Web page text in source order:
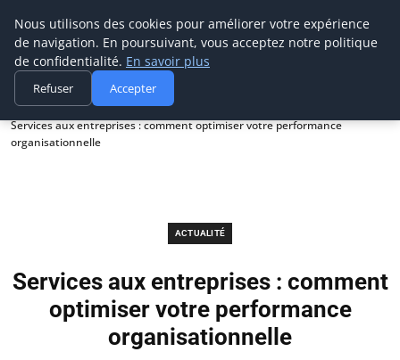
Prospection Pro
Accueil
Actualité
Services aux entreprises : comment optimiser votre performance
organisationnelle
ACTUALITÉ
Services aux entreprises : comment
optimiser votre performance
organisationnelle
Nous utilisons des cookies pour améliorer votre expérience
de navigation. En poursuivant, vous acceptez notre politique
de confidentialité. En savoir plus
Refuser Accepter